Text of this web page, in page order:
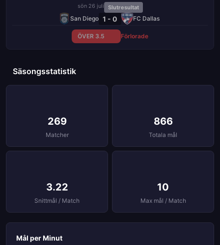
sön 26 juli Slutresultat
San Diego 1 - 0 FC Dallas
ÖVER 3.5 Förlorade
Säsongsstatistik
269
Matcher
866
Totala mål
3.22
Snittmål / Match
10
Max mål / Match
Mål per Minut